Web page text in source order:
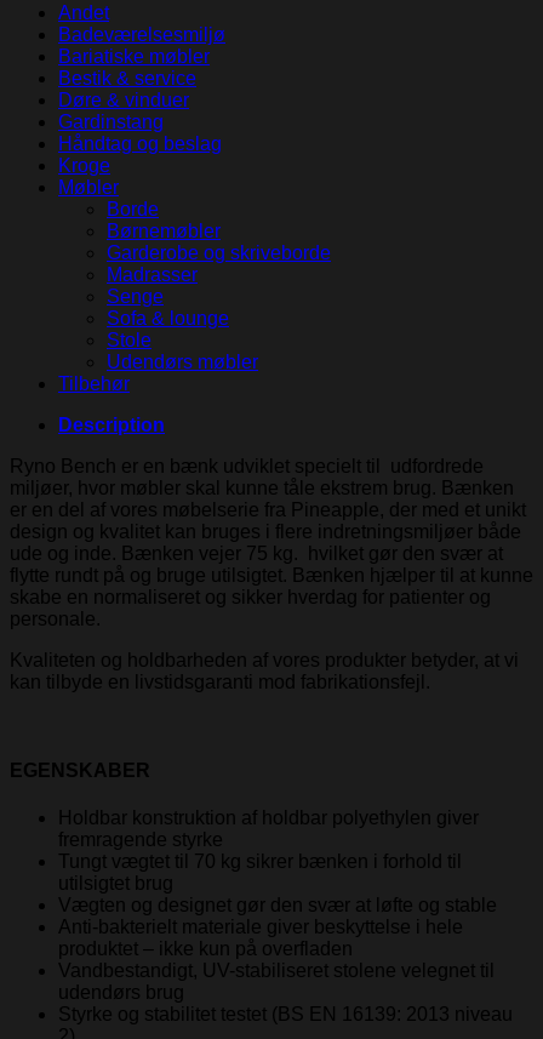
Andet
Badeværelsesmiljø
Bariatiske møbler
Bestik & service
Døre & vinduer
Gardinstang
Håndtag og beslag
Kroge
Møbler
Borde
Børnemøbler
Garderobe og skriveborde
Madrasser
Senge
Sofa & lounge
Stole
Udendørs møbler
Tilbehør
Description
Ryno Bench er en bænk udviklet specielt til udfordrede
miljøer, hvor møbler skal kunne tåle ekstrem brug. Bænken
er en del af vores møbelserie fra Pineapple, der med et unikt
design og kvalitet kan bruges i flere indretningsmiljøer både
ude og inde. Bænken vejer 75 kg. hvilket gør den svær at
flytte rundt på og bruge utilsigtet. Bænken hjælper til at kunne
skabe en normaliseret og sikker hverdag for patienter og
personale.
Kvaliteten og holdbarheden af vores produkter betyder, at vi
kan tilbyde en livstidsgaranti mod fabrikationsfejl.
EGENSKABER
Holdbar konstruktion af holdbar polyethylen giver
fremragende styrke
Tungt vægtet til 70 kg sikrer bænken i forhold til
utilsigtet brug
Vægten og designet gør den svær at løfte og stable
Anti-bakterielt materiale giver beskyttelse i hele
produktet – ikke kun på overfladen
Vandbestandigt, UV-stabiliseret stolene velegnet til
udendørs brug
Styrke og stabilitet testet (BS EN 16139: 2013 niveau